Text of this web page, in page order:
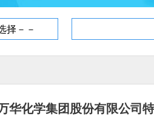
华化学集团股份有限公司